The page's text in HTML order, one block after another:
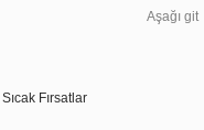
Aşağı git
Fırsatlar